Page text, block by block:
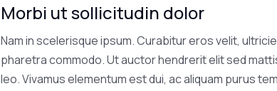
Morbi ut sollicitudin dolor
Nam in scelerisque ipsum. Curabitur eros velit,
pharetra commodo. Ut auctor hendrerit elit sed
leo. Vivamus elementum est dui, ac aliquam purus